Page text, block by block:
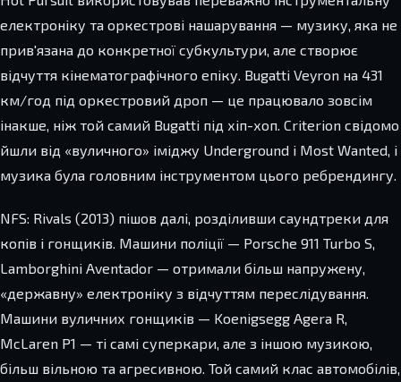
електроніку та оркестрові нашарування — музику, яка не
прив'язана до конкретної субкультури, але створює
відчуття кінематографічного епіку. Bugatti Veyron на 431
км/год під оркестровий дроп — це працювало зовсім
інакше, ніж той самий Bugatti під хіп-хоп. Criterion свідомо
йшли від «вуличного» іміджу Underground і Most Wanted, і
музика була головним інструментом цього ребрендингу.
NFS: Rivals (2013) пішов далі, розділивши саундтреки для
копів і гонщиків. Машини поліції — Porsche 911 Turbo S,
Lamborghini Aventador — отримали більш напружену,
«державну» електроніку з відчуттям переслідування.
Машини вуличних гонщиків — Koenigsegg Agera R,
McLaren P1 — ті самі суперкари, але з іншою музикою,
більш вільною та агресивною. Той самий клас автомобілів,